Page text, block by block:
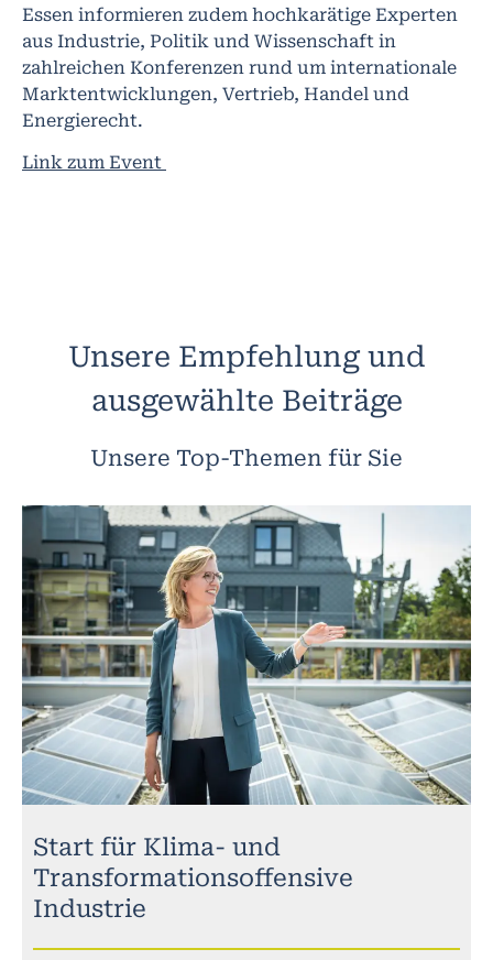
Essen informieren zudem hochkarätige Experten
aus Industrie, Politik und Wissenschaft in
zahlreichen Konferenzen rund um internationale
Marktentwicklungen, Vertrieb, Handel und
Energierecht.
Link zum Event
Unsere Empfehlung und
ausgewählte Beiträge
Unsere Top-Themen für Sie
Start für Klima- und
Transformationsoffensive
Industrie